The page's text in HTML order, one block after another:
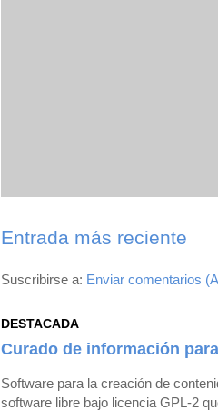
Entrada más reciente
Suscribirse a: Enviar comentarios
DESTACADA
Curado de información
Software para la creación de
software libre bajo licencia GPL-2